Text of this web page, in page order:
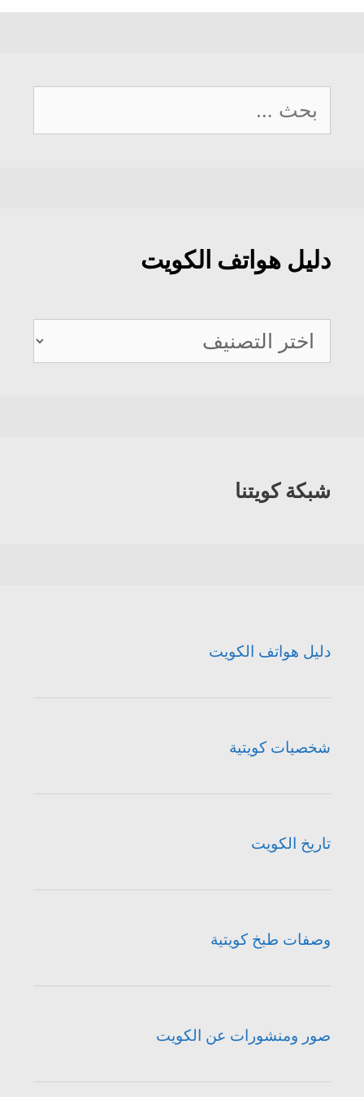
البحث
عن:
دليل هواتف الكويت
دليل
هواتف
شبكة كويتنا
دليل هواتف الكويت
شخصيات كويتية
تاريخ الكويت
وصفات طبخ كويتية
صور ومنشورات عن الكويت